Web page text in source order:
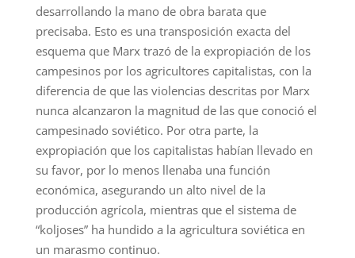
desarrollando la mano de obra barata que
precisaba. Esto es una transposición exacta del
esquema que Marx trazó de la expropiación de los
campesinos por los agricultores capitalistas, con la
diferencia de que las violencias descritas por Marx
nunca alcanzaron la magnitud de las que conoció el
campesinado soviético. Por otra parte, la
expropiación que los capitalistas habían llevado en
su favor, por lo menos llenaba una función
económica, asegurando un alto nivel de la
producción agrícola, mientras que el sistema de
“koljoses” ha hundido a la agricultura soviética en
un marasmo continuo.